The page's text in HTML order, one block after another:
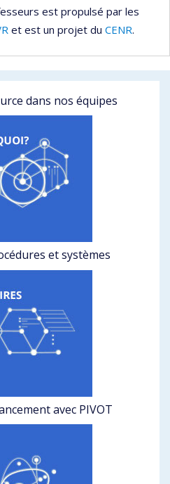
est propulsé par les
et est un projet du CENR.
dans nos équipes
et systèmes
avec PIVOT